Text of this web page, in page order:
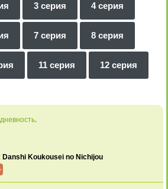
3 серия 4 серия
7 серия 8 серия
11 серия 12 серия
.
Danshi Koukousei no Nichijou